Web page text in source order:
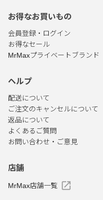
お得なお買いもの
会員登録・ログイン
お得なセール
MrMaxプライベートブランド
ヘルプ
配送について
ご注文のキャンセルについて
返品について
よくあるご質問
お問い合わせ・ご意見
店舗
MrMax店舗一覧